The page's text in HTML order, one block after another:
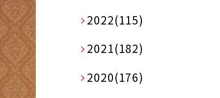
2022(115)
2021(182)
2020(176)